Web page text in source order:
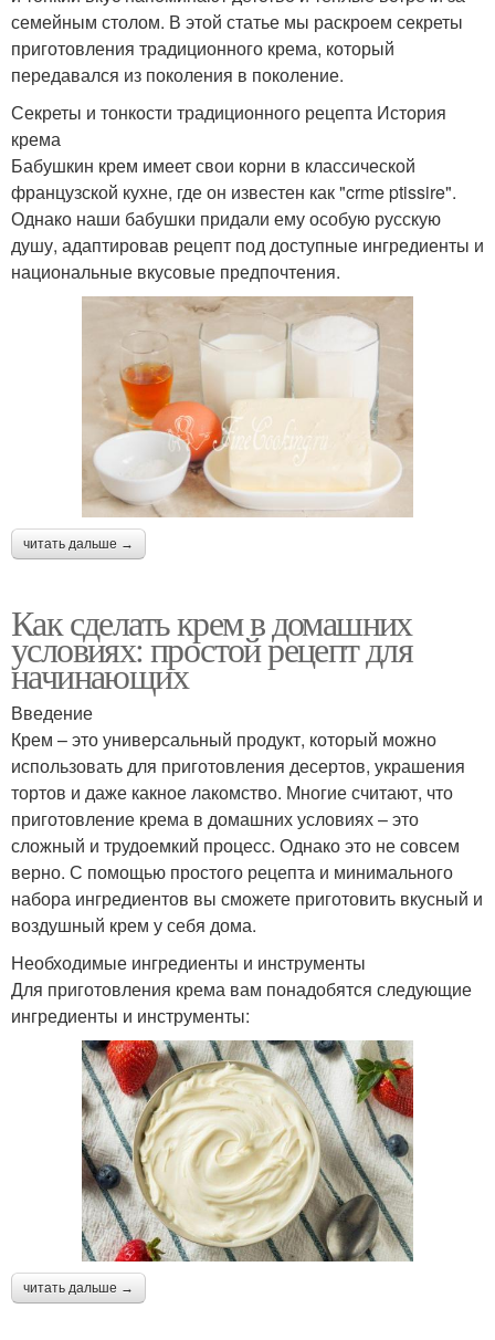
семейным столом. В этой статье мы раскроем секреты
приготовления традиционного крема, который
передавался из поколения в поколение.
Секреты и тонкости традиционного рецепта История
крема
Бабушкин крем имеет свои корни в классической
французской кухне, где он известен как "crme ptissire".
Однако наши бабушки придали ему особую русскую
душу, адаптировав рецепт под доступные ингредиенты и
национальные вкусовые предпочтения.
читать дальше →
Как сделать крем в домашних
условиях: простой рецепт для
начинающих
Введение
Крем – это универсальный продукт, который можно
использовать для приготовления десертов, украшения
тортов и даже какное лакомство. Многие считают, что
приготовление крема в домашних условиях – это
сложный и трудоемкий процесс. Однако это не совсем
верно. С помощью простого рецепта и минимального
набора ингредиентов вы сможете приготовить вкусный и
воздушный крем у себя дома.
Необходимые ингредиенты и инструменты
Для приготовления крема вам понадобятся следующие
ингредиенты и инструменты:
читать дальше →